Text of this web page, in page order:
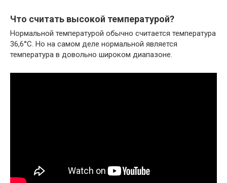
Что считать высокой температурой?
Нормальной температурой обычно считается температура
36,6°C. Но на самом деле нормальной является
температура в довольно широком диапазоне.